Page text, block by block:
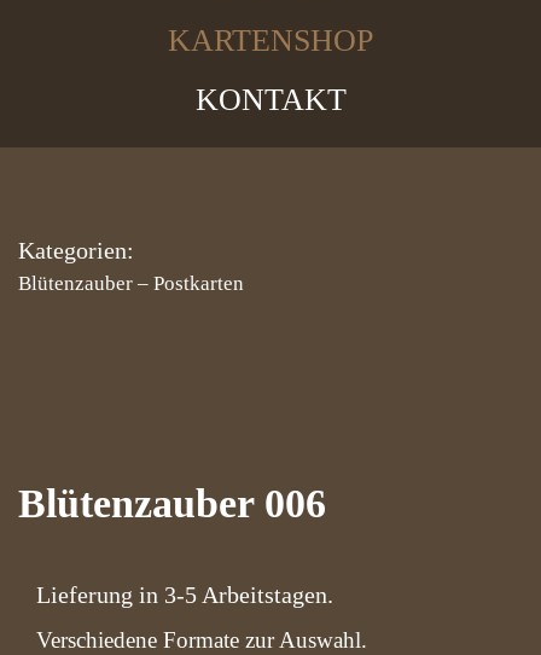
KARTENSHOP
KONTAKT
Kategorien:
Blütenzauber – Postkarten
Blütenzauber 006
Lieferung in 3-5 Arbeitstagen.
Verschiedene Formate zur Auswahl.